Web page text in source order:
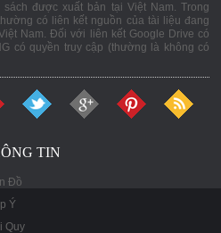
được xuất bản tại Việt Nam. Trong
có liên kết nguồn của tài liệu đang
Nam. Đối với liên kết Google Drive có
có quyền truy cập (thường là không có
TIN
Đồ
Ý
Quy